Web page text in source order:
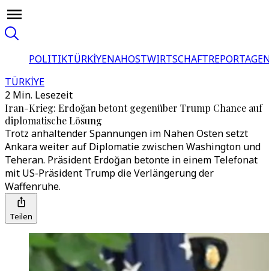
POLITIKTÜRKİYENAHOSTWIRTSCHAFT
TÜRKİYE
2 Min. Lesezeit
Iran-Krieg: Erdoğan betont gegenüber Trump Chance auf
diplomatische Lösung
Trotz anhaltender Spannungen im Nahen Osten setzt
Ankara weiter auf Diplomatie zwischen Washington und
Teheran. Präsident Erdoğan betonte in einem Telefonat
mit US-Präsident Trump die Verlängerung der
Waffenruhe.
Teilen